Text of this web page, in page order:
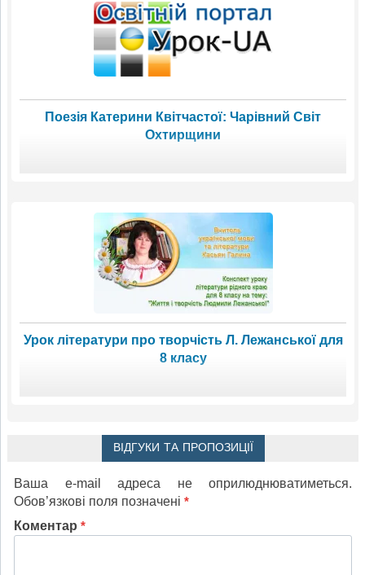
Поезія Катерини Квітчастої: Чарівний Світ
Охтирщини
Урок літератури про творчість Л. Лежанської для
8 класу
ВІДГУКИ ТА ПРОПОЗИЦІЇ
Ваша e-mail адреса не оприлюднюватиметься.
Обов’язкові поля позначені *
Коментар *